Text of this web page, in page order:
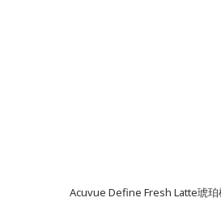
Acuvue Define Fresh Latte琥